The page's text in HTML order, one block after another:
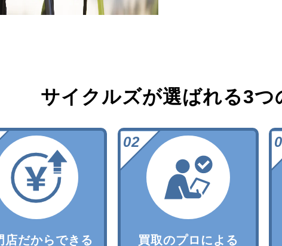
サイクルズが選ばれる3つ
店だからできる
買取のプロによる